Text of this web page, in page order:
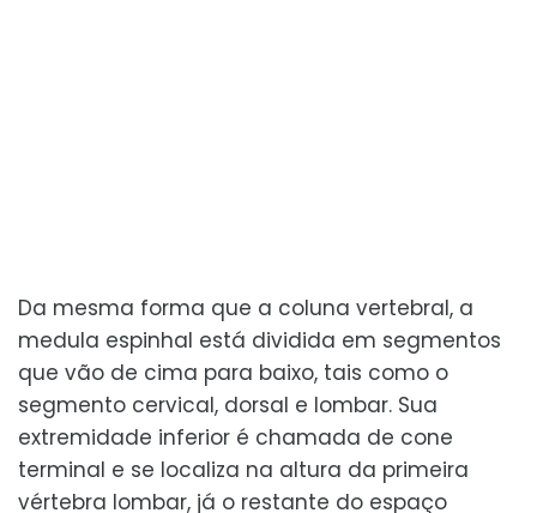
Da mesma forma que a coluna vertebral, a
medula espinhal está dividida em segmentos
que vão de cima para baixo, tais como o
segmento cervical, dorsal e lombar. Sua
extremidade inferior é chamada de cone
terminal e se localiza na altura da primeira
vértebra lombar, já o restante do espaço